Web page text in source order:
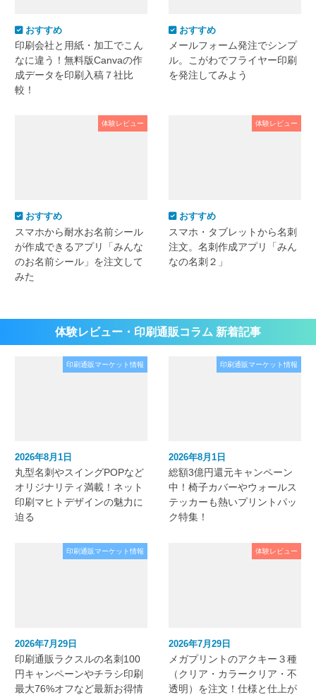
おすすめ
印刷会社と用紙・加工でこん
なに違う！無料版Canvaの作
成データを印刷入稿７社比
較！
おすすめ
メールフォーム発注でシンプ
ル。こがわでフライヤー印刷
を発注してみよう
体験レビュー
おすすめ
スマホから耐水お名前シール
が作成できるアプリ「みんな
のお名前シール」を注文して
みた
体験レビュー
おすすめ
スマホ・タブレットから名刺
注文。名刺作成アプリ「みん
なの名刺２」
体験レビュー・印刷通販コラム 新着記事
印刷通販マーケット情報
2026年8月1日
丸型名刺やスイングPOPなど
オリジナリティ満載！ネット
印刷マヒトデザインの魅力に
迫る
印刷通販マーケット情報
2026年8月1日
総額3億円還元キャンペーン
中！椅子カバーやウォールス
テッカーも熱いプリントパッ
ク特集！
印刷通販マーケット情報
2026年7月29日
印刷通販ラクスルの名刺100
円キャンペーンやチラシ印刷
最大76%オフなど最新お得情
体験レビュー
2026年7月29日
メガプリントのアクキー３種
（クリア・カラークリア・不
透明）を注文！仕様と仕上が